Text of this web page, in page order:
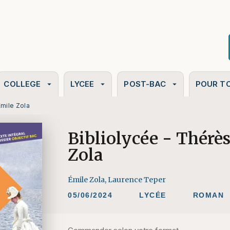
COLLEGE arrow_drop_down LYCEE arrow_drop_down POST-BAC arrow_drop_down POUR
Zola
Bibliolycée -
Zola
Émile Zola, Laurence Teper
05/06/2024 LYCÉE ROMAN